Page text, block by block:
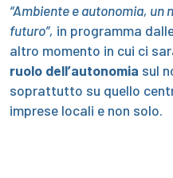
“Ambiente e autonomia, un
futuro”, in programma
altro momento in cui ci
ruolo dell’autonomia sul
soprattutto su quello
imprese locali e non solo.